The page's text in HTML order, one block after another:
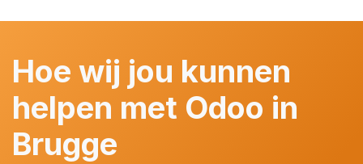
Hoe wij jou kunnen
helpen met Odoo in
Brugge